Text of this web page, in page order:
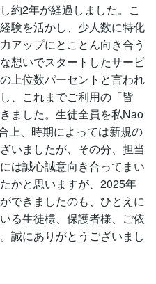
約2年が経過しました。こ
験を活かし、少人数に特化
アップにとことん向き合う
想いでスタートしたサービ
上位数パーセントと言われ
、これまでご利用の「皆
ました。生徒全員を私Nao
上、時期によっては新規の
いましたが、その分、担当
は誠心誠意向き合ってまい
かと思いますが、2025年
できましたのも、ひとえに
る生徒様、保護者様、ご依
誠にありがとうございまし